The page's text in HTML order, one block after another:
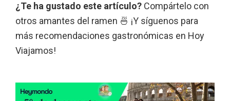
¿Te ha gustado este artículo? Compártelo con
otros amantes del ramen 🍜 ¡Y síguenos para
más recomendaciones gastronómicas en Hoy
Viajamos!